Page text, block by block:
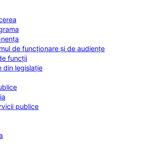
de funcționare și de audiențe
funcții
din legislație
publice